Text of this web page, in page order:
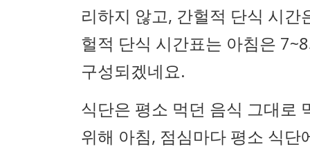
리하지 않고, 간헐적 단식 시
헐적 단식 시간표는 아침은
구성되겠네요.
식단은 평소 먹던 음식 그대로
위해 아침, 점심마다 평소 식